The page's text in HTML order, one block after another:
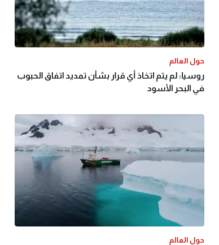
حول العالم
روسيا: لم يتم اتخاذ أي قرار بشأن تمديد اتفاق الحبوب
في البحر الأسود
حول العالم